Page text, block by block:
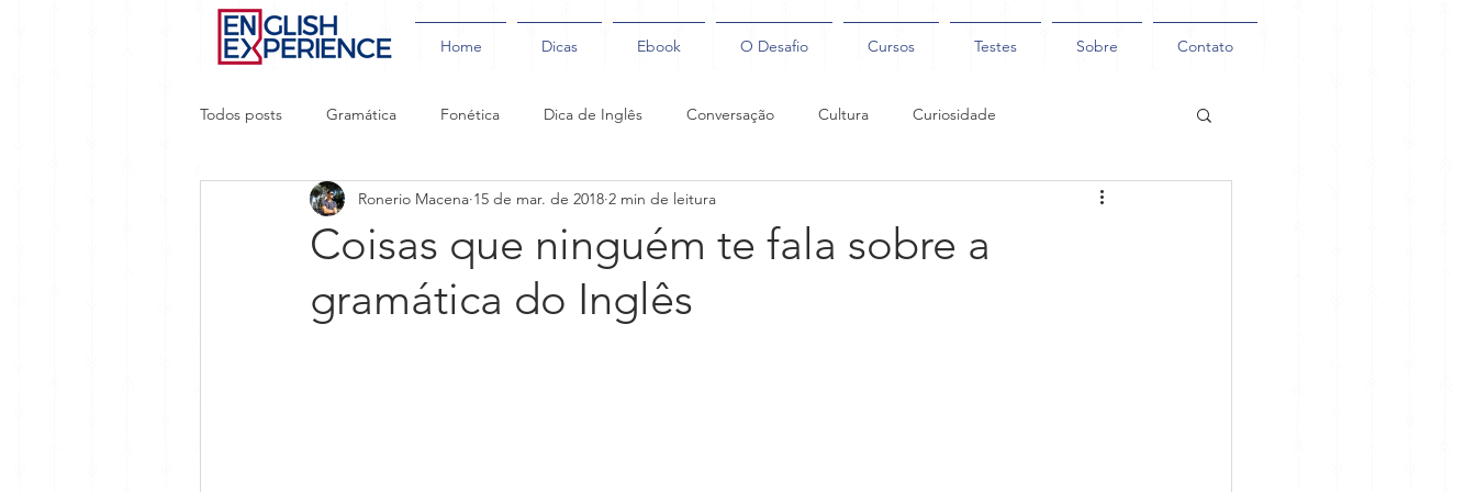
Home Dicas Ebook O Desafio Cursos Testes Sobre Contato
Todos posts Gramática Fonética Dica de Inglês Conversação Cultura Curiosidade
Aprendizado Acelerado Gírias Coaching
Coisas que ninguém te fala sobre a
gramática do Inglês
Ronerio Macena 15 de mar. de 2018 2 min de leitura